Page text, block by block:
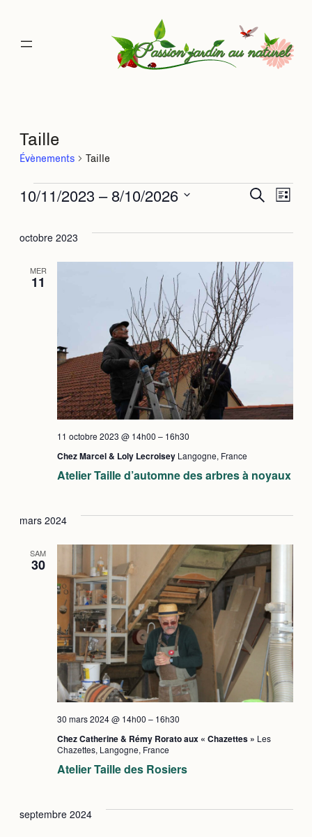
Taille
Évènements Taille
Évènements
et
de
Recherche
de
Liste
10/11/2023 – 8/10/2026
date.
octobre 2023
MER
11
Atelier Taille d’automne des arbres à noyaux
11 octobre 2023 @ 14h00 – 16h30
Chez Marcel & Loly Lecroisey Langogne, France
mars 2024
SAM
30
Atelier Taille des Rosiers
30 mars 2024 @ 14h00 – 16h30
Chez Catherine & Rémy Rorato aux « Chazettes » Les
Chazettes, Langogne, France
septembre 2024